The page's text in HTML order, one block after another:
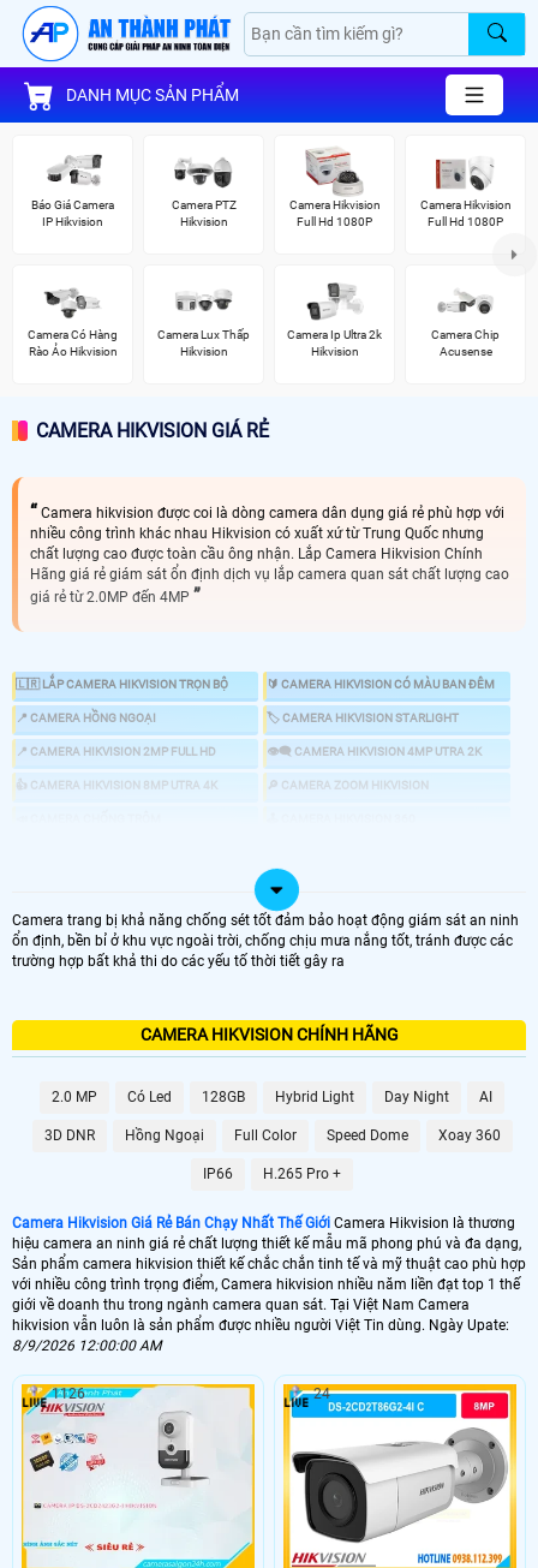
DANH MỤC SẢN PHẨM
Báo Giá Camera
IP Hikvision
Camera PTZ
Hikvision
Camera Hikvision
Full Hd 1080P
Camera Hikvision
Full Hd 1080P
Camera Có Hàng
Rào Ảo Hikvision
Camera Lux Thấp
Hikvision
Camera Ip Ultra 2k
Hikvision
Camera Chip
Acusense
CAMERA HIKVISION GIÁ RẺ
Camera hikvision được coi là dòng camera dân dụng giá rẻ phù hợp với
nhiều công trình khác nhau Hikvision có xuất xứ từ Trung Quốc nhưng
chất lượng cao được toàn cầu ông nhận. Lắp Camera Hikvision Chính
Hãng giá rẻ giám sát ổn định dịch vụ lắp camera quan sát chất lượng cao
giá rẻ từ 2.0MP đến 4MP
🇱🇷 LẮP CAMERA HIKVISION TRỌN BỘ 🔰 CAMERA HIKVISION CÓ MÀU BAN ĐÊM
📍 CAMERA HỒNG NGOẠI 🏷 CAMERA HIKVISION STARLIGHT
📍 CAMERA HIKVISION 2MP FULL HD 👁️‍🗨️ CAMERA HIKVISION 4MP UTRA 2K
👍 CAMERA HIKVISION 8MP UTRA 4K 🔎 CAMERA ZOOM HIKVISION
💑 CAMERA HIKVISION THƯƠNG HIỆU SỐ 1 HỆ THỐNG AN NINH
ninh. với những công nghệ phát triển về camera quan sát hikvision sở hửu
công nghệ HDTVI giá rẻ nhất là nền tảng để phát triển các công nghệ camera
FULL HD Utra HD sau này với giá rẻ mà được sử dụng nhiều trong những dự án
🌀 Xuất xứ Camera HIKVISION
Thương hiệu camera hikvision
🕹 Sản Phẩm Camera Hikvision
Camera, Chuôn cửa, Khóa Từ, máy chấm công
🏠 Gía Camera Hikvision
520,000 VNĐ Lắp Camera Hikvision Giá rẻ
50% + Giá Camera Hikvision
Camera hikvision
là lựa chọn tốt giá rẻ chất lượng hình ảnh sắt nét FULL HD
1080P và các dòng sản phẩm camera hikvision cao cấp có công nghệ AL
thông minh, Với khả nằng bảo mật cao camera hikvision luôn được nhiều
khách hàng lựa chọn. Camera hikvision hình ảnh trung thực kết nối qua nhiều
thiết bị giám sát cùng lúc. Với sự phá triển của công nghệ giám sát ban đêm
Camera trang bị khả năng chống sét tốt đảm bảo hoạt động giám sát an ninh
ổn định, bền bỉ ở khu vực ngoài trời, chống chịu mưa nắng tốt, tránh được các
trường hợp bất khả thi do các yếu tố thời tiết gây ra
CAMERA HIKVISION CHÍNH HÃNG
2.0 MP Có Led 128GB Hybrid Light Day Night AI
3D DNR Hồng Ngoại Full Color Speed Dome Xoay 360
IP66 H.265 Pro +
Camera Hikvision Giá Rẻ Bán Chạy Nhất Thế Giới Camera Hikvision là thương
hiệu camera an ninh giá rẻ chất lượng thiết kế mẫu mã phong phú và đa dạng,
Sản phẩm camera hikvision thiết kế chắc chắn tinh tế và mỹ thuật cao phù hợp
với nhiều công trình trọng điểm, Camera hikvision nhiều năm liền đạt top 1 thế
giới về doanh thu trong ngành camera quan sát. Tại Việt Nam Camera
hikvision vẫn luôn là sản phẩm được nhiều người Việt Tin dùng. Ngày Upate:
8/9/2026 12:00:00 AM
1126 24